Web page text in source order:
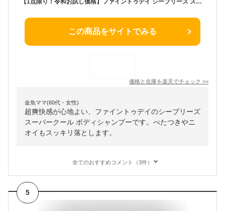
【1点限り！令和お試し価格】ファイントゥデイ シーブリーズ スーパークール ボディシャンプー f 490mL ボディソープ
この商品をサイトでみる
価格と在庫を楽天でチェック >>
金魚ママ(60代・女性)
超爽快感が心地よい、ファイントゥデイのシーブリーズ
スーパークール ボディシャンプーです。べたつきやニ
オイもスッキリ落とします。
全てのおすすめコメント（3件）
5